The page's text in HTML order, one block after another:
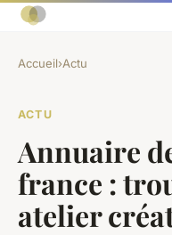
Accueil›Actu
ACTU
Annuaire
france :
atelier